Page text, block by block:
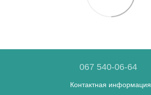
067 540-06-64
Контактная информация